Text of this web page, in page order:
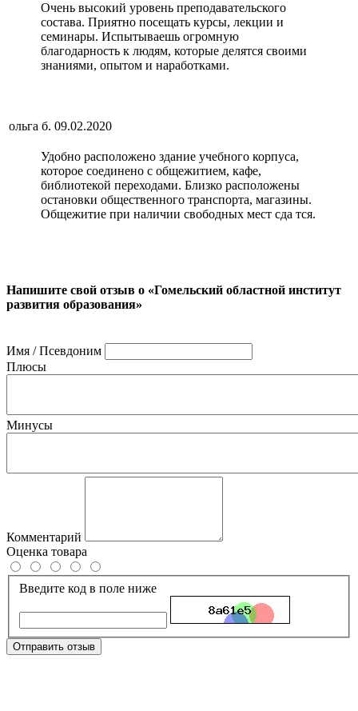
Очень высокий уровень преподавательского
состава. Приятно посещать курсы, лекции и
семинары. Испытываешь огромную
благодарность к людям, которые делятся своими
знаниями, опытом и наработками.
ольга б. 09.02.2020
Удобно расположено здание учебного корпуса,
которое соединено с общежитием, кафе,
библиотекой переходами. Близко расположены
остановки общественного транспорта, магазины.
Общежитие при наличии свободных мест сда тся.
Напишите свой отзыв о «Гомельский областной институт
развития образования»
Имя / Псевдоним
Плюсы
Минусы
Комментарий
Оценка товара
Введите код в поле ниже
Отправить отзыв